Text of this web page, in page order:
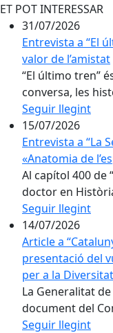
ET POT INTERESSAR
31/07/2026
Entrevista a “El
valor de l’amistat
“El último tren”
conversa, les
Seguir llegint
15/07/2026
Entrevista a “La
«Anatomia de
Al capítol 400 de
doctor en
Seguir llegint
14/07/2026
Article a
presentació del
per a la
La Generalitat
document del
Seguir llegint